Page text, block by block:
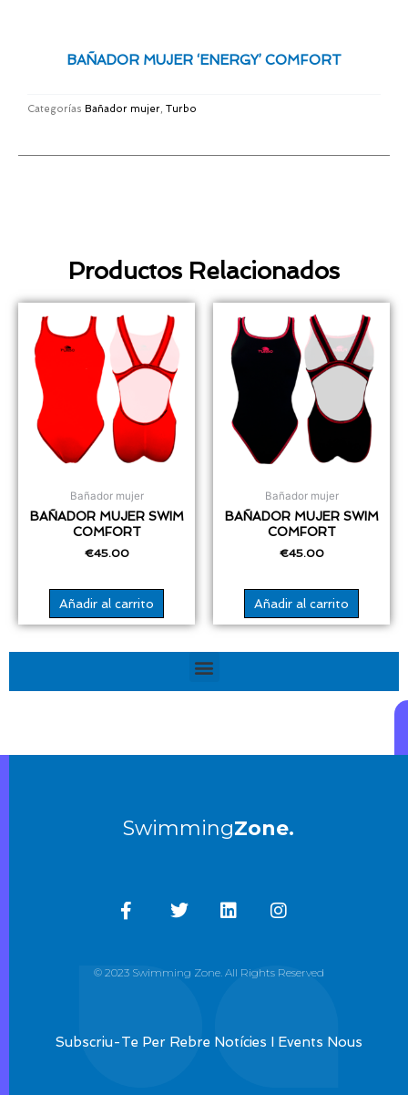
cantidad
Productos Relacionados
Bañador mujer
BAÑADOR MUJER SWIM
COMFORT
€45.00
Añadir al carrito
Bañador mujer
BAÑADOR MUJER SWIM
COMFORT
€45.00
Añadir al carrito
BAÑADOR MUJER ‘ENERGY’ COMFORT
Categorías Bañador mujer, Turbo
Menú
SwimmingZone.
© 2023 Swimming Zone. All Rights Reserved
Subscriu-Te Per Rebre Notícies I Events Nous